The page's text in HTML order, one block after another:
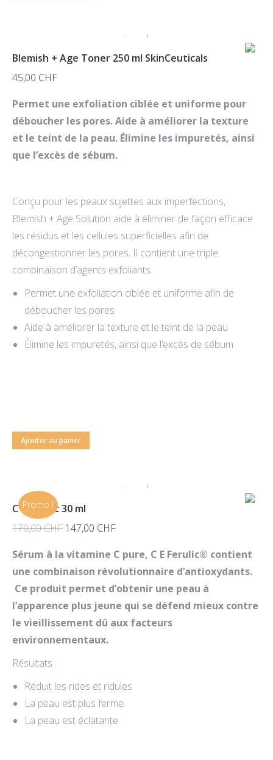
Blemish + Age Toner 250 ml SkinCeuticals
45,00 CHF
Permet une exfoliation ciblée et uniforme pour
déboucher les pores. Aide à améliorer la texture
et le teint de la peau. Élimine les impuretés, ainsi
que l’excès de sébum.
Conçu pour les peaux sujettes aux imperfections,
Blemish + Age Solution aide à éliminer de façon efficace
les résidus et les cellules superficielles afin de
décongestionner les pores. Il contient une triple
combinaison d’agents exfoliants.
Permet une exfoliation ciblée et uniforme afin de
déboucher les pores
Aide à améliorer la texture et le teint de la peau
Élimine les impuretés, ainsi que l’excès de sébum
Ajouter au panier
Promo !
C E Ferulic 30 ml
170,00CHF Le
initial
était :
170,00 CHF.
147,00 CHFLe
actuel
est :
147,00 CHF.
Sérum à la vitamine C pure, C E Ferulic® contient
une combinaison révolutionnaire d’antioxydants.
Ce produit permet d’obtenir une peau à
l’apparence plus jeune qui se défend mieux contre
le vieillissement dû aux facteurs
environnementaux.
Résultats :
Réduit les rides et ridules
La peau est plus ferme
La peau est éclatante